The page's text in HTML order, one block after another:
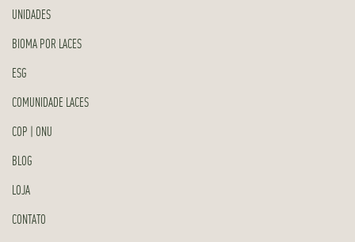
UNIDADES
BIOMA POR LACES
ESG
COMUNIDADE LACES
COP | ONU
BLOG
LOJA
CONTATO